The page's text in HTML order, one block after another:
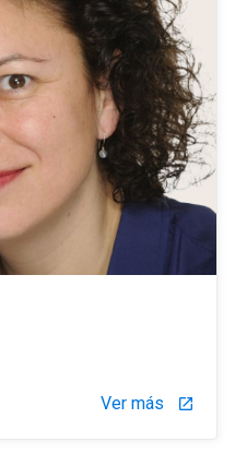
Ver más launch